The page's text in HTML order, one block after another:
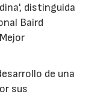
distinguida
Baird
de una
sus